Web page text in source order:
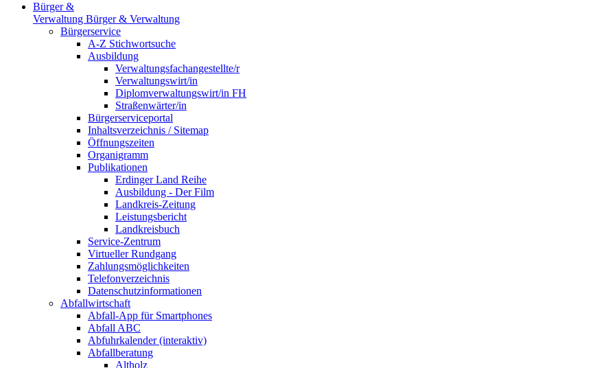
Bürger &
Verwaltung Bürger & Verwaltung
Bürgerservice
A-Z Stichwortsuche
Ausbildung
Verwaltungsfachangestellte/r
Verwaltungswirt/in
Diplomverwaltungswirt/in FH
Straßenwärter/in
Bürgerserviceportal
Inhaltsverzeichnis / Sitemap
Öffnungszeiten
Organigramm
Publikationen
Erdinger Land Reihe
Ausbildung - Der Film
Landkreis-Zeitung
Leistungsbericht
Landkreisbuch
Service-Zentrum
Virtueller Rundgang
Zahlungsmöglichkeiten
Telefonverzeichnis
Datenschutzinformationen
Abfallwirtschaft
Abfall-App für Smartphones
Abfall ABC
Abfuhrkalender (interaktiv)
Abfallberatung
Altholz